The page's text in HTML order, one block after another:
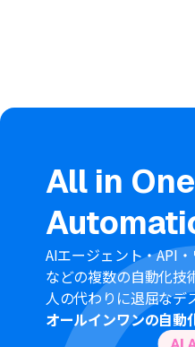
■このワークフローのカスタム
「画像・PDFから文字
のどの部分の情報を抽
す。
「レコードを追加する
値を変数として活用し
「繰り返し処理」では
理を行いGoogle スプレ
するか、任意に設定・
All in One
AIエージェント・API
などの複数の自動化技
人の代わりに退屈なデ
オールインワンの自動